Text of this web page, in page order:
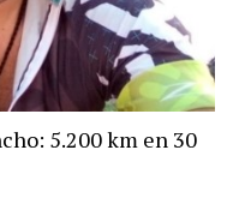
5.200 km en 30